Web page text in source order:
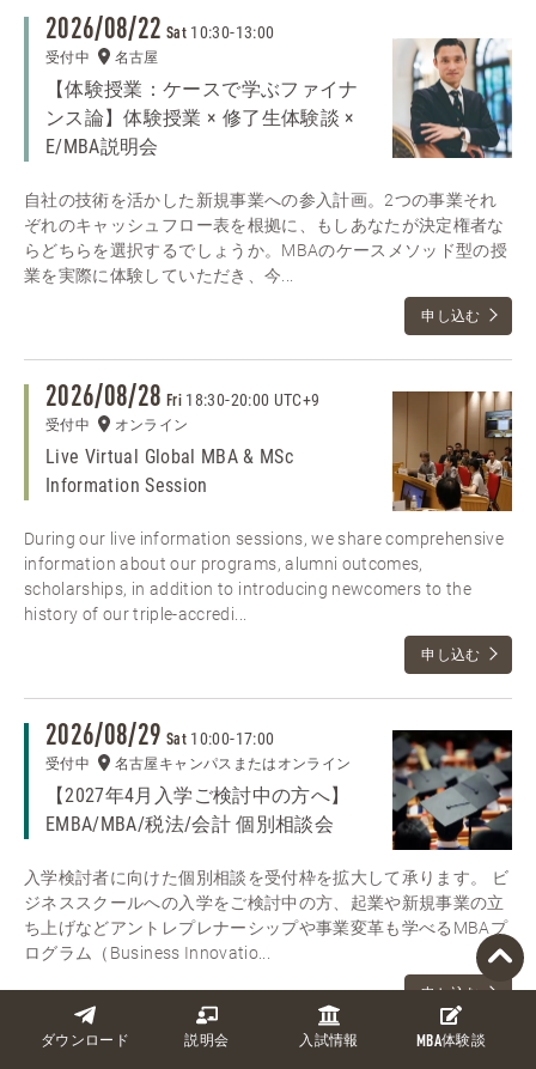
ダウンロード 説明会 入試情報 MBA体験談
2026/08/22 Sat 10:30-13:00
受付中 名古屋
【体験授業：ケースで学ぶファイナ
ンス論】体験授業 × 修了生体験談 ×
E/MBA説明会
自社の技術を活かした新規事業への参入計画。2つの事業それ
ぞれのキャッシュフロー表を根拠に、もしあなたが決定権者な
らどちらを選択するでしょうか。MBAのケースメソッド型の授
業を実際に体験していただき、今...
申し込む
2026/08/28 Fri 18:30-20:00 UTC+9
受付中 オンライン
Live Virtual Global MBA & MSc
Information Session
During our live information sessions, we share comprehensive
information about our programs, alumni outcomes,
scholarships, in addition to introducing newcomers to the
history of our triple-accredi...
申し込む
2026/08/29 Sat 10:00-17:00
受付中 名古屋キャンパスまたはオンライン
【2027年4月入学ご検討中の方へ】
EMBA/MBA/税法/会計 個別相談会
入学検討者に向けた個別相談を受付枠を拡大して承ります。 ビ
ジネススクールへの入学をご検討中の方、起業や新規事業の立
ち上げなどアントレプレナーシップや事業変革も学べるMBAプ
ログラム（Business Innovatio...
申し込む